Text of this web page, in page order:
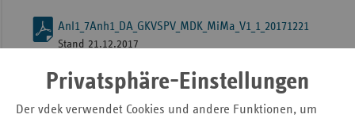
Privatsphäre-Einstellungen
Der vdek verwendet Cookies und andere Funktionen, um
Anl1_7Anh1_DA_GKVSPV_MDK_MiMa_V1_1_20171221
Stand 21.12.2017
Anlage 1.7 Anhang 2 -
Verfahrensspezifische Befüllungshinweise